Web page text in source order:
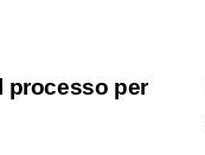
processo per